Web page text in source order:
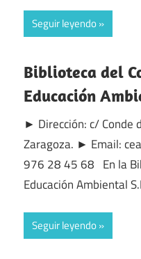
Seguir leyendo
Biblioteca del
Educación
► Dirección: c/ Conde
Zaragoza. ► Email:
976 28 45 68 En la
Educación Ambiental
Seguir leyendo